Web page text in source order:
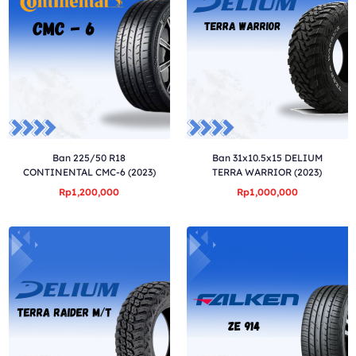
Ban 225/50 R18
CONTINENTAL CMC-6 (2023)
Rp1,200,000
Ban 31x10.5x15 DELIUM
TERRA WARRIOR (2023)
Rp1,000,000